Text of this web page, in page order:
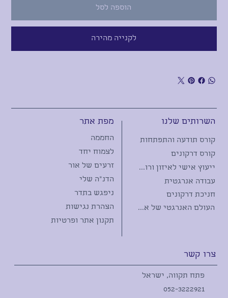
הוספה לסל
לקנייה מהירה
השרותים שלנו
קורס תודעה והתפתחות
קורס דרקונים
ייעוץ אישי לאיזון ורווחה
עבודה אנרגטית
חניכת דרקונים
העולם האנרגטי של אבני החן
צרו קשר
פתח תקווה, ישראל
052-3222921
מפת אתר
החממה
לצמוח יחד
זרעים של אור
הדנ"ה שלי
ניפגש בתדר
הצהרת נגישות
תקנון אתר ופרטיות